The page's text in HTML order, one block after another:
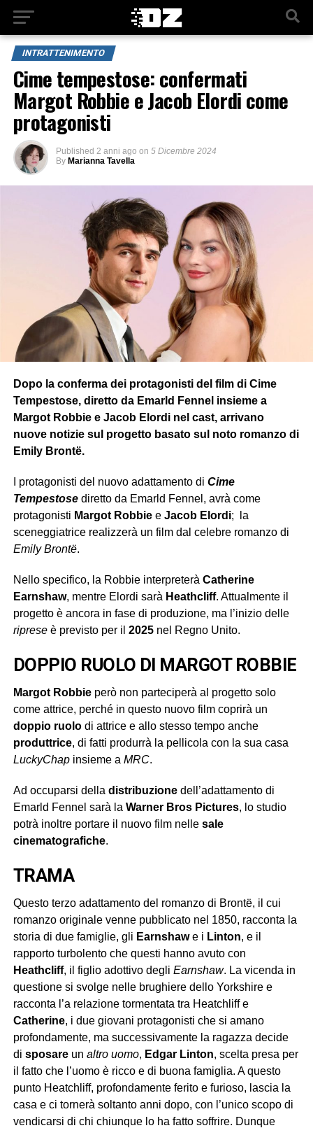
INTRATTENIMENTO
Cime tempestose: confermati
Margot Robbie e Jacob Elordi come
protagonisti
Published 2 anni ago on 5 Dicembre 2024
By Marianna Tavella
Dopo la conferma dei protagonisti del film di Cime
Tempestose, diretto da Emarld Fennel insieme a
Margot Robbie e Jacob Elordi nel cast, arrivano
nuove notizie sul progetto basato sul noto romanzo di
Emily Brontë.
I protagonisti del nuovo adattamento di Cime
Tempestosediretto da Emarld Fennel, avrà come
protagonisti Margot Robbiee Jacob Elordi; la
sceneggiatrice realizzerà un film dal celebre romanzo di
EmilyBrontë.
Nello specifico, la Robbie interpreterà Catherine
Earnshaw, mentre Elordi sarà Heathcliff. Attualmente il
progetto è ancora in fase di produzione, ma l’inizio delle
ripreseè previsto per il 2025nel Regno Unito.
DOPPIO RUOLO DI MARGOT ROBBIE
Margot Robbieperò non parteciperà al progetto solo
come attrice, perché in questo nuovo film coprirà un
doppio ruolodi attrice e allo stesso tempo anche
produttrice, di fatti produrrà la pellicola con la sua casa
LuckyChap insieme a MRC.
Ad occuparsi della distribuzionedell’adattamento di
Emarld Fennel sarà la Warner Bros Pictures, lo studio
potrà inoltre portare il nuovo film nelle sale
cinematografiche.
TRAMA
Questo terzo adattamento del romanzo di Brontë, il cui
romanzo originale venne pubblicato nel 1850, racconta la
storia di due famiglie, gli Earnshawe i Linton, e il
rapporto turbolento che questi hanno avuto con
Heathcliff, il figlio adottivo degli Earnshaw. La vicenda in
questione si svolge nelle brughiere dello Yorkshire e
racconta l’a relazione tormentata tra Heatchliff e
Catherine, i due giovani protagonisti che si amano
profondamente, ma successivamente la ragazza decide
di sposareun altro uomo, Edgar Linton, scelta presa per
il fatto che l’uomo è ricco e di buona famiglia. A questo
punto Heatchliff, profondamente ferito e furioso, lascia la
casa e ci tornerà soltanto anni dopo, con l’unico scopo di
vendicarsi di chi chiunque lo ha fatto soffrire. Dunque